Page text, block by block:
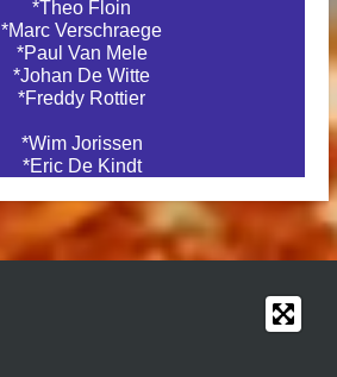
*Theo Floin
*Marc Verschraege
*Paul Van Mele
*Johan De Witte
*Freddy Rottier
*Wim Jorissen
*Eric De Kindt